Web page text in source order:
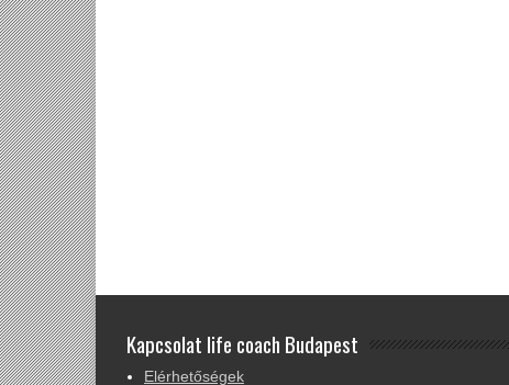
Kapcsolat life coach Budapest
Elérhetőségek